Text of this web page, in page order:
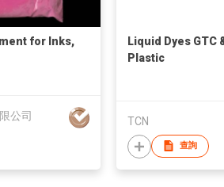
for Inks,
公司
Liquid Dyes GTC
Plastic
TCN
查詢